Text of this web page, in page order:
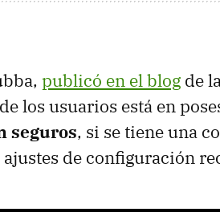
publicó en el blog de
los usuarios está en
seguros, si se tiene una
de configuración